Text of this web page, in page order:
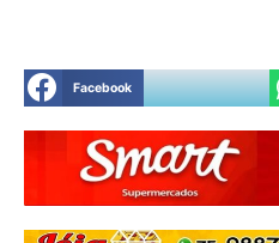
Facebook